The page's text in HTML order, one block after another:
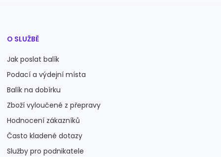
O SLUŽBĚ
Jak poslat balík
Podací a výdejní místa
Balík na dobírku
Zboží vyloučené z přepravy
Hodnocení zákazníků
Často kladené dotazy
Služby pro podnikatele